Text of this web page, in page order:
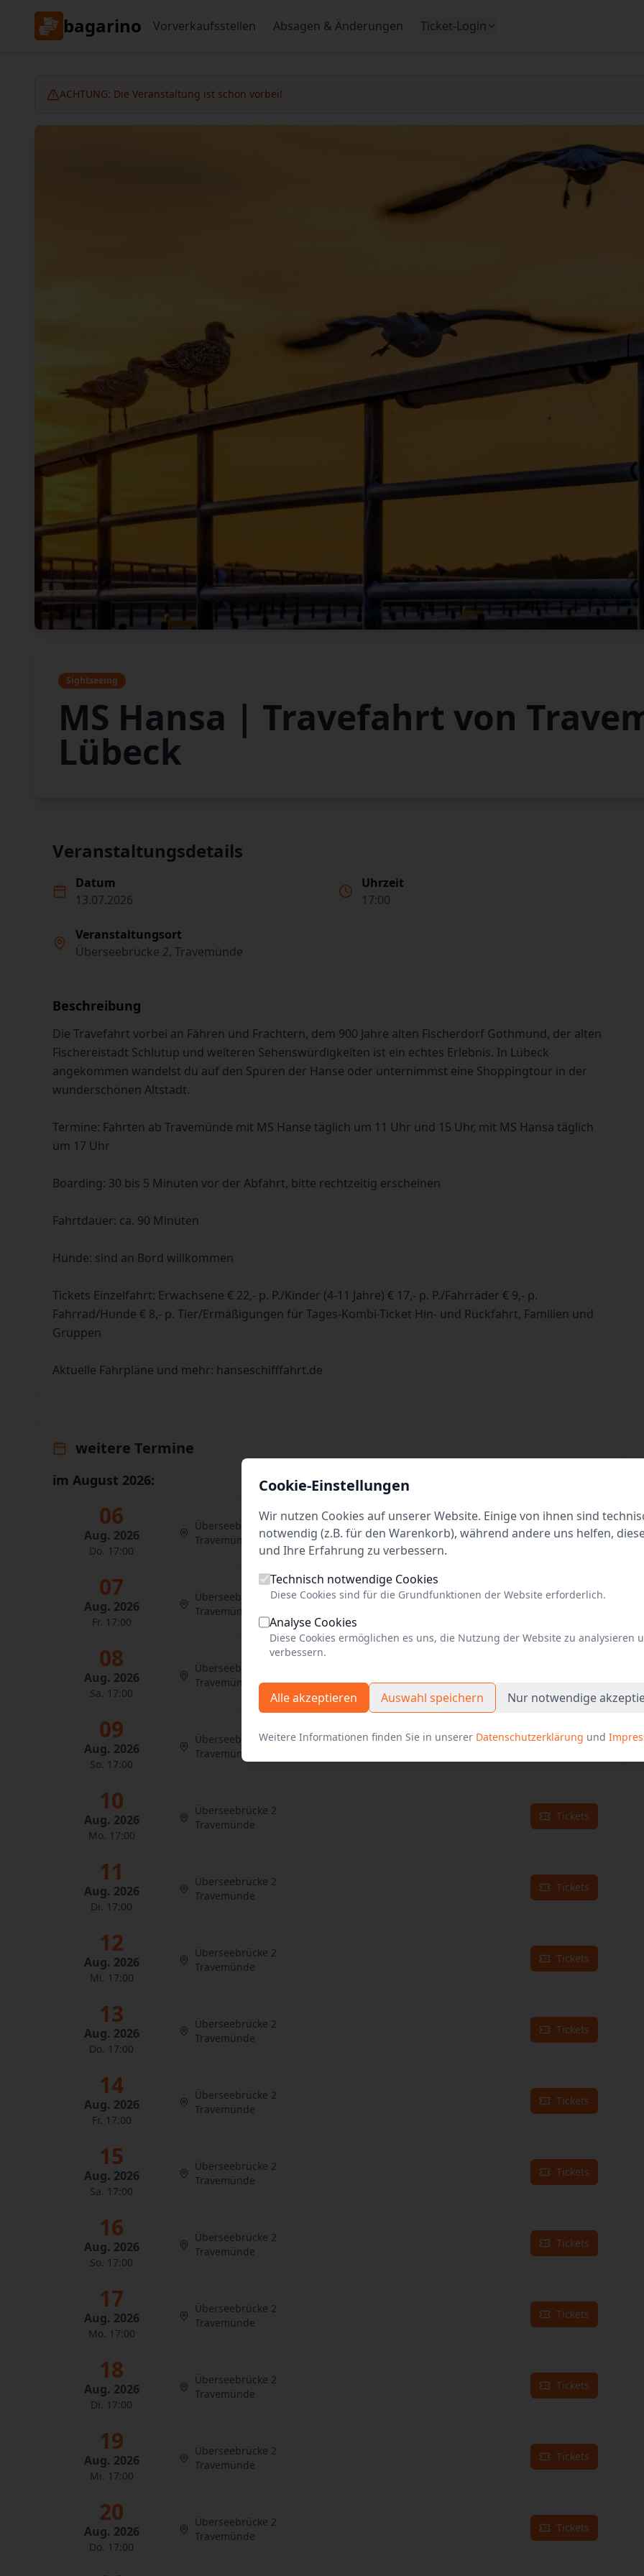
bagarino Vorverkaufsstellen Absagen & Änderungen Ticket-Login
ACHTUNG: Die Veranstaltung ist schon vorbei!
Sightseeing
MS Hansa | Travefahrt von
Lübeck
Veranstaltungsdetails
Datum
13.07.2026
Uhrzeit
17:00
Veranstaltungsort
Überseebrücke 2, Travemünde
Beschreibung
Die Travefahrt vorbei an Fähren und Frachtern, dem 900 Jahre alten Fischerdorf Gothmund, der alten
Fischereistadt Schlutup und weiteren Sehenswürdigkeiten ist ein echtes Erlebnis. In Lübeck
angekommen wandelst du auf den Spuren der Hanse oder unternimmst eine Shoppingtour in der
wunderschönen Altstadt.
Termine: Fahrten ab Travemünde mit MS Hanse täglich um 11 Uhr und 15 Uhr, mit MS Hansa täglich
um 17 Uhr
Boarding: 30 bis 5 Minuten vor der Abfahrt, bitte rechtzeitig erscheinen
Fahrtdauer: ca. 90 Minuten
Hunde: sind an Bord willkommen
Tickets Einzelfahrt: Erwachsene € 22,- p. P./Kinder (4-11 Jahre) € 17,- p. P./Fahrräder € 9,- p.
Fahrrad/Hunde € 8,- p. Tier/Ermäßigungen für Tages-Kombi-Ticket Hin- und Rückfahrt, Familien und
Gruppen
Aktuelle Fahrpläne und mehr: hanseschifffahrt.de
weitere Termine
im August 2026:
06
Aug. 2026
Do. 17:00
Überseebrücke 2
Travemünde
Tickets
07
Aug. 2026
Fr. 17:00
Überseebrücke 2
Travemünde
Tickets
08
Aug. 2026
Sa. 17:00
Überseebrücke 2
Travemünde
09
Aug. 2026
So. 17:00
Überseebrücke 2
Travemünde
Tickets
10
Aug. 2026
Mo. 17:00
Überseebrücke 2
Travemünde
Tickets
11
Aug. 2026
Di. 17:00
Überseebrücke 2
Travemünde
Tickets
12
Aug. 2026
Mi. 17:00
Überseebrücke 2
Travemünde
Tickets
13
Aug. 2026
Do. 17:00
Überseebrücke 2
Travemünde
Tickets
14
Aug. 2026
Fr. 17:00
Überseebrücke 2
Travemünde
Tickets
15
Aug. 2026
Sa. 17:00
Überseebrücke 2
Travemünde
Tickets
16
Aug. 2026
So. 17:00
Überseebrücke 2
Travemünde
Tickets
17
Aug. 2026
Mo. 17:00
Überseebrücke 2
Travemünde
Tickets
18
Aug. 2026
Di. 17:00
Überseebrücke 2
Travemünde
Tickets
19
Aug. 2026
Mi. 17:00
Überseebrücke 2
Travemünde
Tickets
20
Aug. 2026
Do. 17:00
Überseebrücke 2
Travemünde
Tickets
Cookie-Einstellungen
Wir nutzen Cookies auf unserer Website. Einige von ihnen sind
notwendig (z.B. für den Warenkorb), während andere uns helfen,
und Ihre Erfahrung zu verbessern.
Technisch notwendige Cookies
Diese Cookies sind für die Grundfunktionen der Website erforderlich.
Analyse Cookies
Diese Cookies ermöglichen es uns, die Nutzung der Website zu analysieren
verbessern.
Alle akzeptieren Auswahl speichern Nur notwendige
Weitere Informationen finden Sie in unserer Datenschutzerklärung und